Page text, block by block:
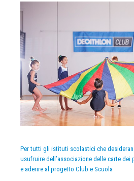
Per tutti gli istituti scolastici che
usufruire dell’associazione delle carte dei
e aderire al progetto Club e Scuola